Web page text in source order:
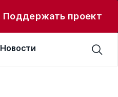
Поддержать проект
Новости